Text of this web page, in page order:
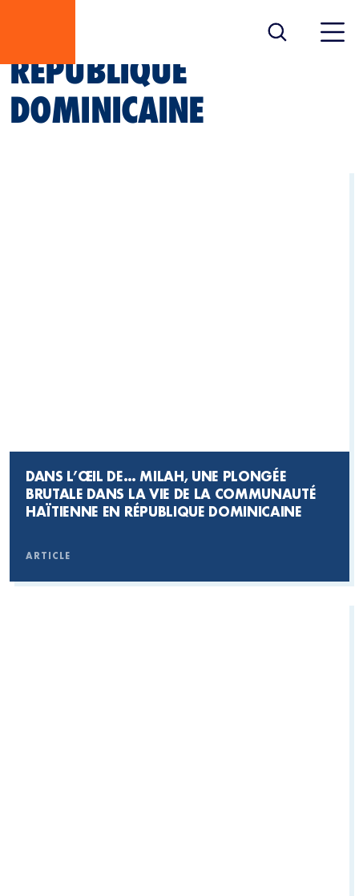
RÉPUBLIQUE
DOMINICAINE
DANS L’ŒIL DE… MILAH, UNE PLONGÉE
BRUTALE DANS LA VIE DE LA COMMUNAUTÉ
HAÏTIENNE EN RÉPUBLIQUE DOMINICAINE
ARTICLE